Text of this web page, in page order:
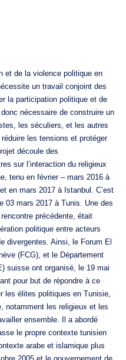
et de la violence politique en
un travail conjoint des
la participation politique et de
nécessaire de construire un
les séculiers, et les autres
les tensions et protéger
découle des
sur l’interaction du religieux
tenu en février – mars 2016 à
en mars 2017 à Istanbul. C’est
03 mars 2017 à Tunis. Une des
précédente, était
politique entre acteurs
divergentes. Ainsi, le Forum El
(FCG), et le Département
suisse ont organisé, le 19 mai
pour but de répondre à ce
les élites politiques en Tunisie,
notamment les religieux et les
ensemble. Il a abordé
le propre contexte tunisien
arabe et islamique plus